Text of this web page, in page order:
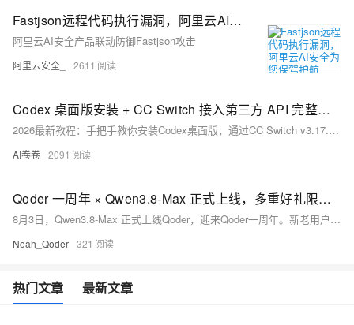
Fastjson远程代码执行漏洞，阿里云AI安全为您保驾护航
阿里云AI安全产品联动防御Fastjson攻击
阿里云安全_ 2611
Codex 桌面版安装 + CC Switch 接入第三方 API 完整教程（2026 最新）
2026最新教程：手把手教你安装Codex桌面版，通过CC Switch v3.17.0一键接入Fenno等国产API（兼容OpenAI Responses格式），跳过账号登录，完整启用代码审查、多步任务与上下文感知功能。零基础友好，全程图文实操。（239字）
AI卷卷 2091
Qoder 一周年 × Qwen3.8-Max 正式上线，多重好礼限时领
8月3日，Qwen3.8-Max 正式上线Qoder，迎来Qoder一周年。新老用户可领800次免费调用，下单再赠2000次；夜间（22:00–08:00）调用5折；邀请好友双方得积分与调用额度。
Noah_Qoder 321
热门文章 最新文章